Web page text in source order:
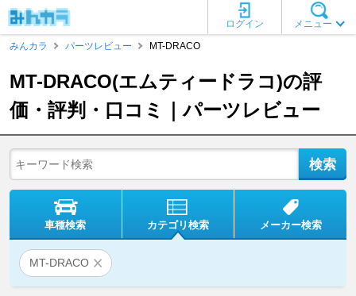
メニュー
ログイン
みんカラ
パーツレビュー MT-DRACO
MT-DRACO(エムティードラコ)の評
価・評判・口コミ｜パーツレビュー
車種検索 カテゴリ検索 メーカー検索
MT-DRACO